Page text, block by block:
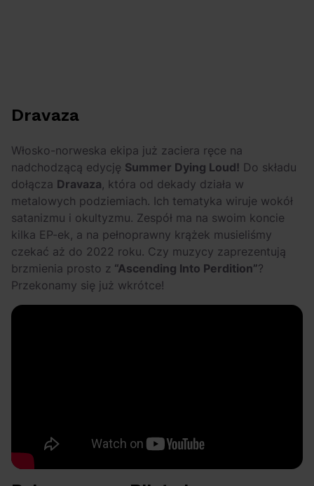
Dravaza
Włosko-norweska ekipa już zaciera ręce na
nadchodzącą edycję Summer Dying Loud! Do składu
dołącza Dravaza, która od dekady działa w
metalowych podziemiach. Ich tematyka wiruje wokół
satanizmu i okultyzmu. Zespół ma na swoim koncie
kilka EP-ek, a na pełnoprawny krążek musieliśmy
czekać aż do 2022 roku. Czy muzycy zaprezentują
brzmienia prosto z “Ascending Into Perdition”?
Przekonamy się już wkrótce!